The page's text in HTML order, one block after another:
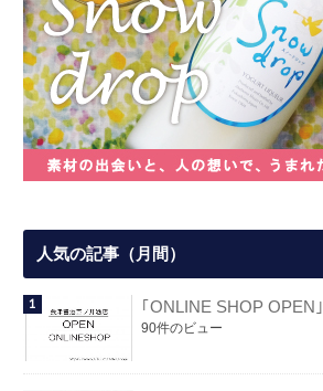
人気の記事（月間）
｢ONLINE SHOP OPEN｣
90件のビュー